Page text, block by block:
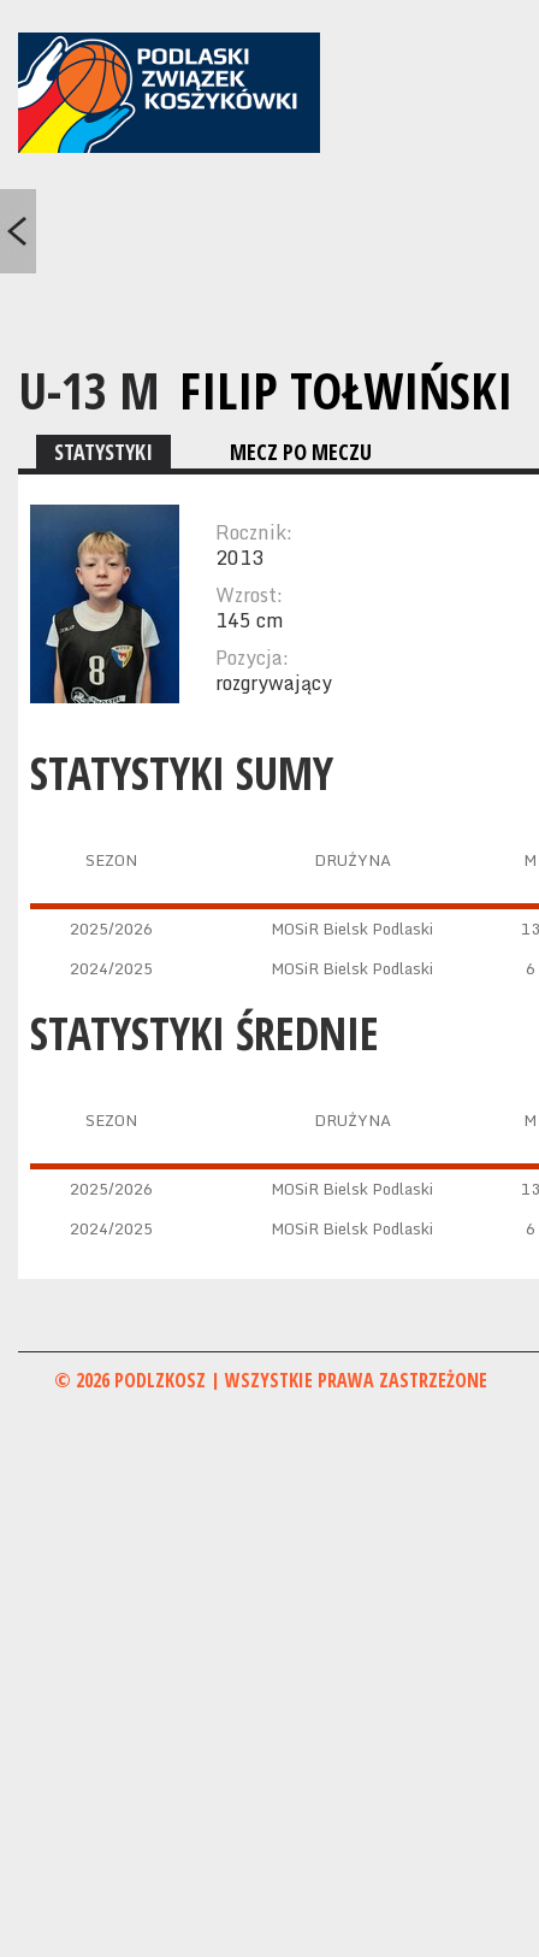
U-13 M FILIP TOŁWIŃSKI
STATYSTYKI MECZ PO MECZU
Rocznik:
2013
Wzrost:
145 cm
Pozycja:
rozgrywający
STATYSTYKI SUMY
SEZON DRUŻYNA M
2025/2026 MOSiR Bielsk Podlaski
13
2024/2025
MOSiR Bielsk Podlaski 6
STATYSTYKI ŚREDNIE
SEZON DRUŻYNA M
2025/2026 MOSiR Bielsk Podlaski
13
2024/2025
MOSiR Bielsk Podlaski 6
© 2026 PODLZKOSZ | WSZYSTKIE PRAWA ZASTRZEŻONE